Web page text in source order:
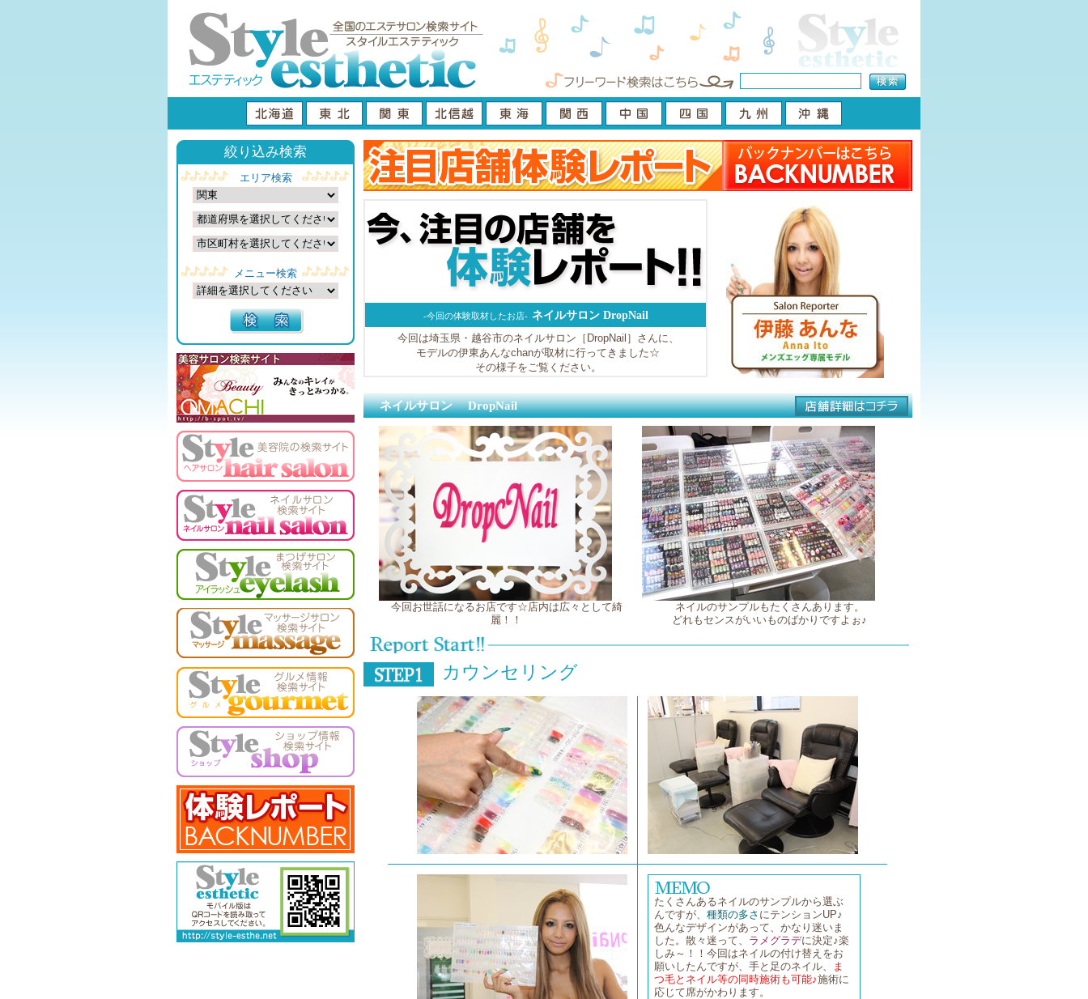
-今回の体験取材したお店- ネイルサロン DropNail
今回は埼玉県・越谷市のネイルサロン［DropNail］さんに、
モデルの伊東あんなchanが取材に行ってきました☆
その様子をご覧ください。
ネイルサロン DropNail
今回お世話になるお店です☆店内は広々として綺
麗！！
ネイルのサンプルもたくさんあります。
どれもセンスがいいものばかりですよぉ♪
カウンセリング
たくさんあるネイルのサンプルから選ぶ
んですが、 種類の多さ にテンションUP♪
色んなデザインがあって、かなり迷いま
した。散々迷って、 ラメグラデに決定♪楽
しみ～！！今回はネイルの付け替えをお
願いしたんですが、手と足のネイル、
ま
つ毛とネイル等の同時施術も可能♪施術に
応じて席がかわります。
絞り込み検索
エリア検索
メニュー検索